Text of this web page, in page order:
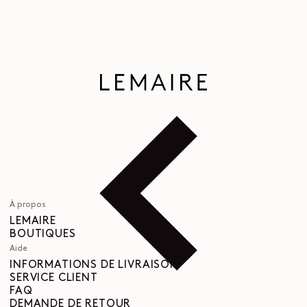
À propos
LEMAIRE
BOUTIQUES
Aide
INFORMATIONS DE LIVRAISON
SERVICE CLIENT
FAQ
DEMANDE DE RETOUR